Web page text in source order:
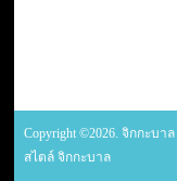
Copyright ©2026. จิกกะบา
สไตล์ จิกกะบาล